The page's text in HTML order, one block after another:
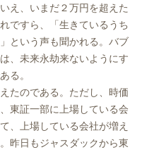
え、いまだ２万円を超えた
ですら、「生きているうち
という声も聞かれる。バブ
、未来永劫来ないようにす
る。
たのである。ただし、時価
東証一部に上場している会
、上場している会社が増え
昨日もジャスダックから東